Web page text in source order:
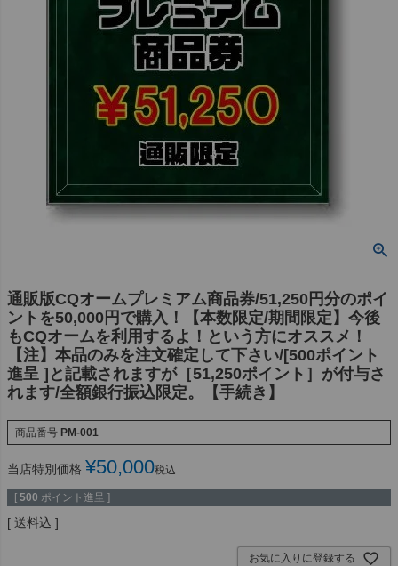
通販版CQオームプレミアム商品券/51,250円分のポイ
ントを50,000円で購入！【本数限定/期間限定】今後
もCQオームを利用するよ！という方にオススメ！
【注】本品のみを注文確定して下さい/[500ポイント
進呈 ]と記載されますが［51,250ポイント］が付与さ
れます/全額銀行振込限定。【手続き】
商品番号 PM-001
当店特別価格 ¥50,000税込
[ 500 ポイント進呈 ]
送料込
お気に入りに登録する